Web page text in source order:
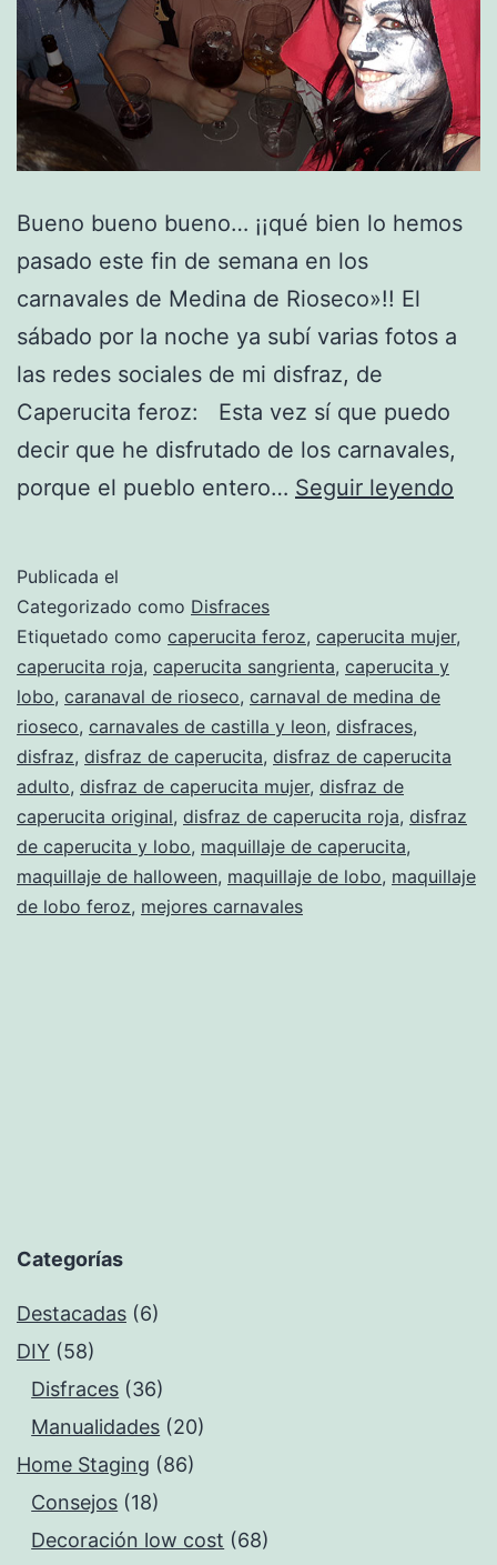
Bueno bueno bueno… ¡¡qué bien lo hemos
pasado este fin de semana en los
carnavales de Medina de Rioseco»!! El
sábado por la noche ya subí varias fotos a
las redes sociales de mi disfraz, de
Caperucita feroz: Esta vez sí que puedo
decir que he disfrutado de los carnavales,
porque el pueblo entero… Seguir leyendo
Publicada el
Categorizado como Disfraces
Etiquetado como caperucita feroz, caperucita mujer,
caperucita roja, caperucita sangrienta, caperucita y
lobo, caranaval de rioseco, carnaval de medina de
rioseco, carnavales de castilla y leon, disfraces,
disfraz, disfraz de caperucita, disfraz de caperucita
adulto, disfraz de caperucita mujer, disfraz de
caperucita original, disfraz de caperucita roja, disfraz
de caperucita y lobo, maquillaje de caperucita,
maquillaje de halloween, maquillaje de lobo, maquillaje
de lobo feroz, mejores carnavales
Categorías
Destacadas (6)
DIY (58)
Disfraces (36)
Manualidades (20)
Home Staging (86)
Consejos (18)
Decoración low cost (68)